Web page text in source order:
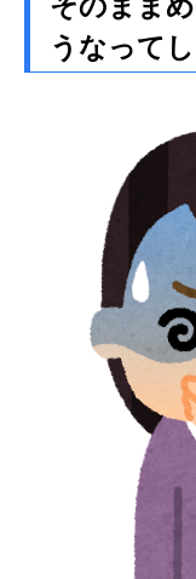
うなって